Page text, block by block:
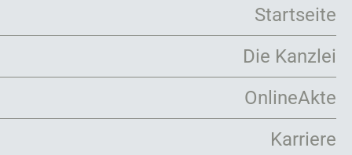
Startseite
Die Kanzlei
Arbeitsweise
Mandanten
OnlineAkte
Karriere